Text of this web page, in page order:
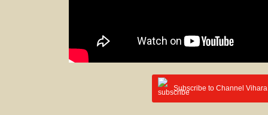
Subscribe to Channel Vihara